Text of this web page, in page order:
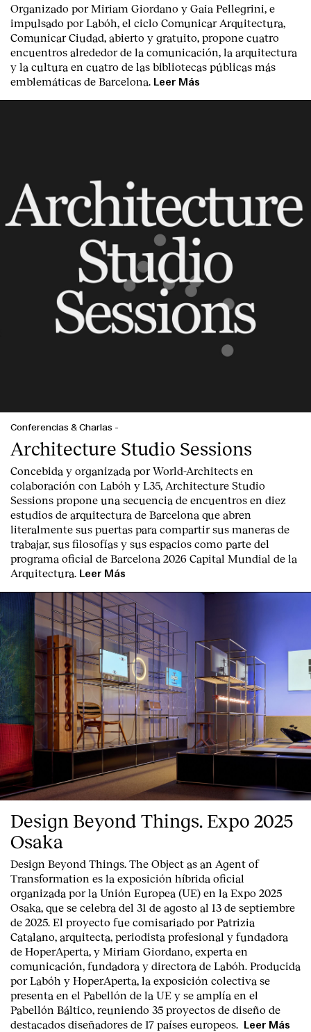
Organizado por Miriam Giordano y Gaia Pellegrini, e
impulsado por Labóh, el ciclo Comunicar Arquitectura,
Comunicar Ciudad, abierto y gratuito, propone cuatro
encuentros alrededor de la comunicación, la arquitectura
y la cultura en cuatro de las bibliotecas públicas más
emblemáticas de Barcelona. Leer Más
Conferencias & Charlas -
Architecture Studio Sessions
Concebida y organizada por World-Architects en
colaboración con Labóh y L35, Architecture Studio
Sessions propone una secuencia de encuentros en diez
estudios de arquitectura de Barcelona que abren
literalmente sus puertas para compartir sus maneras de
trabajar, sus filosofías y sus espacios como parte del
programa oficial de Barcelona 2026 Capital Mundial de la
Arquitectura. Leer Más
Design Beyond Things. Expo 2025
Osaka
Design Beyond Things. The Object as an Agent of
Transformation es la exposición híbrida oficial
organizada por la Unión Europea (UE) en la Expo 2025
Osaka, que se celebra del 31 de agosto al 13 de septiembre
de 2025. El proyecto fue comisariado porPatrizia
Catalano, arquitecta, periodista profesional y fundadora
de HoperAperta, y Miriam Giordano, experta en
comunicación, fundadora y directora de Labóh. Producida
porLabóh y HoperAperta, la exposición colectiva se
presenta en el Pabellón de la UE y se amplía en el
Pabellón Báltico, reuniendo 35 proyectos de diseño de
destacados diseñadores de 17 países europeos. Leer Más